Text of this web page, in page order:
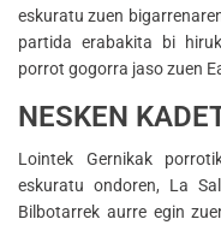
eskuratu zuen
partida erabakita bi
porrot gogorra jaso zuen
NESKEN
Lointek Gernikak
eskuratu ondoren, La
Bilbotarrek aurre egin